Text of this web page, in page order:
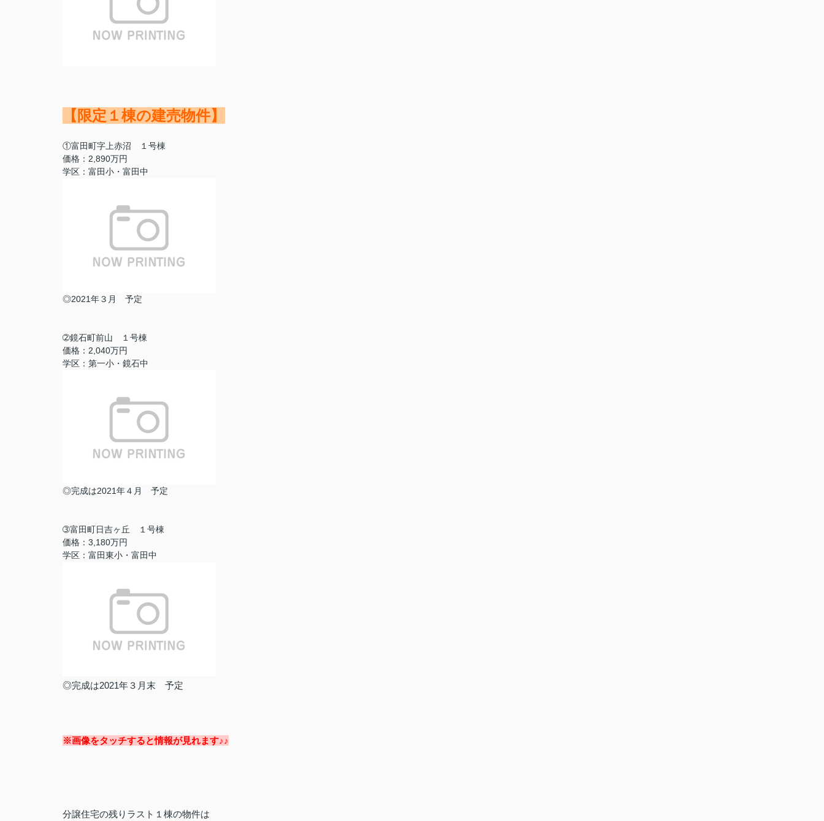
【限定１棟の建売物件】
①富田町字上赤沼 １号棟
価格：2,890万円
学区：富田小・富田中
◎2021年３月 予定
➁鏡石町前山 １号棟
価格：2,040万円
学区：第一小・鏡石中
◎完成は2021年４月 予定
➂富田町日吉ヶ丘 １号棟
価格：3,180万円
学区：富田東小・富田中
◎完成は2021年３月末 予定
※画像をタッチすると情報が見れます♪♪
分譲住宅の残りラスト１棟の物件は